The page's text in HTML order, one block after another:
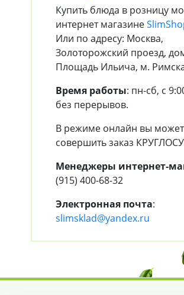
Купить блюда в розницу
интернет магазине
Или по адресу: Москва,
Золоторожский проезд,
Площадь Ильича, м.
Время работы: пн-сб, с
без перерывов.
В режиме онлайн вы
совершить заказ
Менеджеры интернет-
(915) 400-68-32
Электронная почта:
slimsklad@yandex.ru